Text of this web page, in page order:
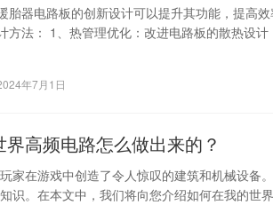
胎器电路板的创新设计可以提升其功能，提高
方法： 1、热管理优化：改进电路板的散热设
年7月1日
高频电路怎么做出来的？
家在游戏中创造了令人惊叹的建筑和机械设备
识。在本文中，我们将向您介绍如何在我的世